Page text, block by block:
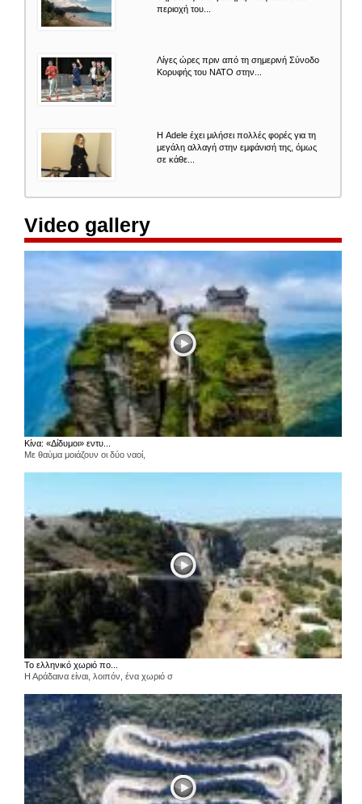
περιοχή του...
Λίγες ώρες πριν από τη σημερινή Σύνοδο
Κορυφής του ΝΑΤΟ στην...
Η Adele έχει μιλήσει πολλές φορές για τη
μεγάλη αλλαγή στην εμφάνισή της, όμως
σε κάθε...
Video gallery
Κίνα: «Δίδυμοι» εντυ...
Με θαύμα μοιάζουν οι δύο ναοί,
Το ελληνικό χωριό πο...
Η Αράδαινα είναι, λοιπόν, ένα χωριό σ